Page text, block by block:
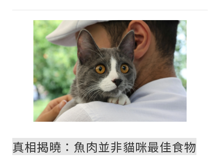
真相揭曉：魚肉並非貓咪最佳食物